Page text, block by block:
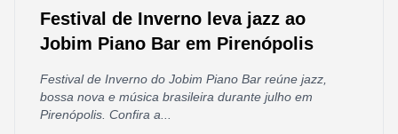
Festival de Inverno leva jazz ao
Jobim Piano Bar em Pirenópolis
Festival de Inverno do Jobim Piano Bar reúne jazz,
bossa nova e música brasileira durante julho em
Pirenópolis. Confira a...